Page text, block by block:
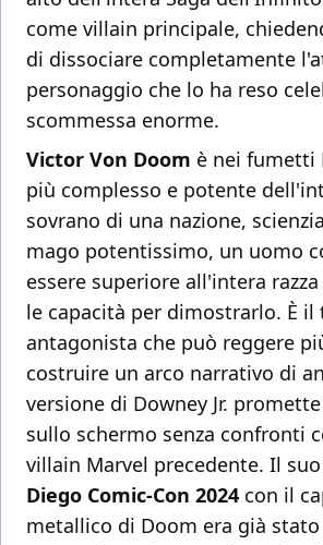
come villain principale,
di dissociare completamente
personaggio che lo ha reso
scommessa enorme.
Victor Von Doom è nei fumetti
più complesso e potente
sovrano di una nazione,
mago potentissimo, un uomo
essere superiore all'intera
le capacità per dimostrarlo. È il
antagonista che può reggere
costruire un arco narrativo di
versione di Downey Jr.
sullo schermo senza confronti
villain Marvel precedente. Il
Diego Comic-Con 2024 con il
metallico di Doom era già